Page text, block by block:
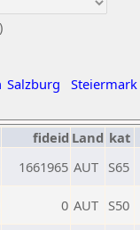
Salzburg Steiermark
fideid Land kat
1661965 AUT S65
0 AUT S50